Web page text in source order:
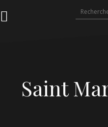
au
Saint